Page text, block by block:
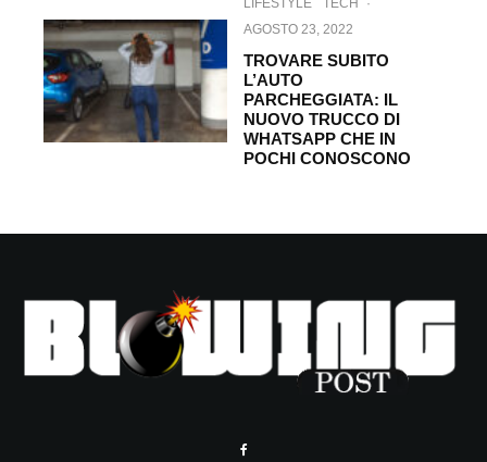
LIFESTYLE TECH
·
AGOSTO 23, 2022
TROVARE SUBITO
L’AUTO
PARCHEGGIATA: IL
NUOVO TRUCCO DI
WHATSAPP CHE IN
POCHI CONOSCONO